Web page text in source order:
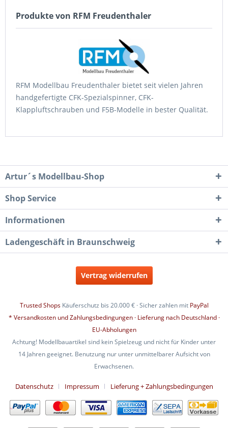
Produkte von RFM Freudenthaler
RFM Modellbau Freudenthaler bietet seit vielen Jahren
handgefertigte CFK-Spezialspinner, CFK-
Klappluftschrauben und F5B-Modelle in bester Qualität.
Artur´s Modellbau-Shop
Shop Service
Informationen
Ladengeschäft in Braunschweig
Vertrag widerrufen
Trusted ShopsKäuferschutz bis 20.000 € · Sicher zahlen mit PayPal
* Versandkosten und Zahlungsbedingungen · Lieferung nach Deutschland ·
EU-Abholungen
Achtung! Modellbauartikel sind kein Spielzeug und nicht für Kinder unter
14 Jahren geeignet. Benutzung nur unter unmittelbarer Aufsicht von
Erwachsenen.
Datenschutz Impressum Lieferung + Zahlungsbedingungen